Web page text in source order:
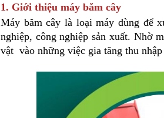
1. Giới thiệu máy băm cây
Máy băm cây là loại máy dùng để
nghiệp, công nghiệp sản xuất. Nhờ
vật  vào những việc gia tăng thu